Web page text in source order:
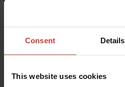
Consent Details
This website uses cookies